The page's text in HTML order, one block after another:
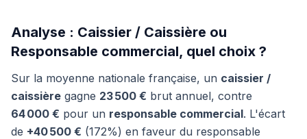
Analyse : Caissier / Caissière ou
Responsable commercial, quel choix ?
Sur la moyenne nationale française, un caissier /
caissière gagne 23 500 € brut annuel, contre
64 000 € pour un responsable commercial. L'écart
de +40 500 € (172%) en faveur du responsable